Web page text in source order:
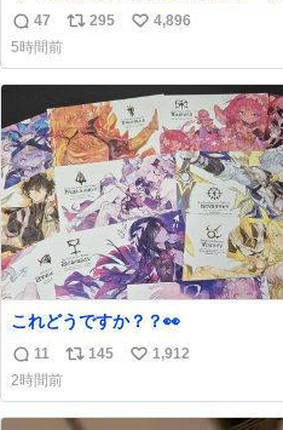
ンサー名をアナウンスされずに花火
された企業が有った。 企業名から
その理由が解った😢
返
信
数
47
リ
ス
ト
数
295
い
ね
数
4,896
5時間前
これどうですか？？👀
返
信
数
11
リ
ス
145
い
ね
1,912
2時間前